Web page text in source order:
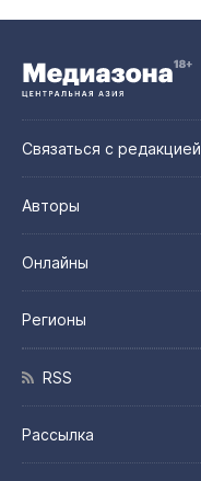
Связаться с редакцией
Авторы
Онлайны
Регионы
RSS
Рассылка